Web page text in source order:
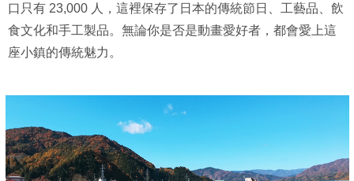
口只有 23,000 人，這裡保存了日本的傳統節日、工藝品、飲
食文化和手工製品。無論你是否是動畫愛好者，都會愛上這
座小鎮的傳統魅力。